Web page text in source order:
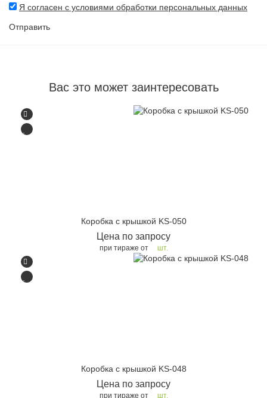
Я согласен с условиями обработки персональных данных
Отправить
Вас это может заинтересовать
Коробка с крышкой KS-050
Цена по запросу
при тираже от шт.
Коробка с крышкой KS-048
Цена по запросу
при тираже от шт.